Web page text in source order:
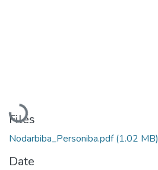
Loading...
Files
Nodarbiba_Personiba.pdf(1.02 MB)
Date